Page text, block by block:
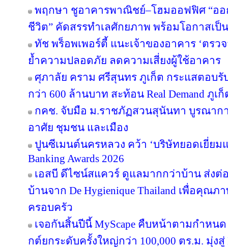
พฤกษา ชูอาคารพาณิชย์–โฮมออฟฟิศ “ออ
ชีวิต” คัดสรรทำเลศักยภาพ พร้อมโอกาสเป็
ทัช พร็อพเพอร์ตี้ แนะเจ้าของอาคาร ‘ตร
ย้ำความปลอดภัย ลดความเสี่ยงผู้ใช้อาคาร
ศุภาลัย คราม ศรีสุนทร ภูเก็ต กระแสตอบรั
กว่า 600 ล้านบาท สะท้อน Real Demand ภูเ
กคช. จับมือ ม.ราชภัฏสวนสุนันทา บูรณา
อาศัย ชุมชน และเมือง
ปูนซีเมนต์นครหลวง คว้า ‘บริษัทยอดเยี่ยมแ
Banking Awards 2026
เอสบี ดีไซน์สแควร์ ดูแลมากกว่าบ้าน ส่ง
บ้านจาก De Hygienique Thailand เพื่อคุณ
ครอบครัว
เจอกันสิ้นปีนี้ MyScape คืบหน้าตามกำหน
กต์ยกระดับครั้งใหญ่กว่า 100,000 ตร.ม. มุ่งสู่